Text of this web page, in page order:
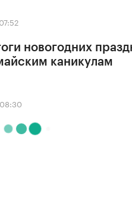
новогодних
каникулам